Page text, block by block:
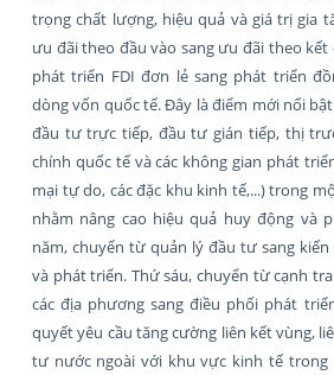
trọng chất lượng, hiệu quả và giá trị gia
ưu đãi theo đầu vào sang ưu đãi theo
phát triển FDI đơn lẻ sang phát triển
dòng vốn quốc tế. Đây là điểm mới nổi
đầu tư trực tiếp, đầu tư gián tiếp, thị
chính quốc tế và các không gian phát
mại tự do, các đặc khu kinh tế,...) trong
nhằm nâng cao hiệu quả huy động và
năm, chuyển từ quản lý đầu tư sang
và phát triển. Thứ sáu, chuyển từ cạnh
các địa phương sang điều phối phát
quyết yêu cầu tăng cường liên kết vùng,
tư nước ngoài với khu vực kinh tế trong